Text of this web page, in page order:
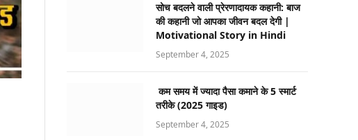
सोच बदलने वाली प्रेरणादायक कहानी: बाज
की कहानी जो आपका जीवन बदल देगी |
Motivational Story in Hindi
September 4, 2025
कम समय में ज्यादा पैसा कमाने के 5 स्मार्ट
तरीके (2025 गाइड)
September 4, 2025